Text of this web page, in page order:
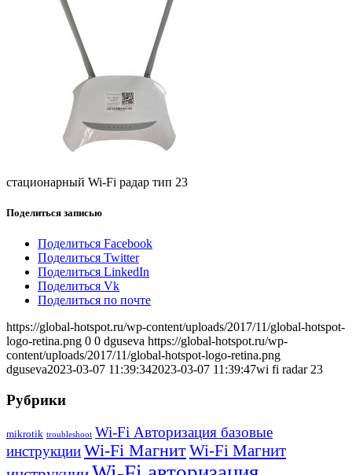
стационарный Wi-Fi радар тип 23
Поделиться записью
Поделиться Facebook
Поделиться Twitter
Поделиться LinkedIn
Поделиться Vk
Поделиться по почте
https://global-hotspot.ru/wp-content/uploads/2017/11/global-hotspot-
logo-retina.png 0 0 dguseva https://global-hotspot.ru/wp-
content/uploads/2017/11/global-hotspot-logo-retina.png
dguseva2023-03-07 11:39:342023-03-07 11:39:47wi fi radar 23
Рубрики
mikrotik troubleshoot Wi-Fi Авторизация базовые
инструкцииWi-Fi МагнитWi-Fi Магнит